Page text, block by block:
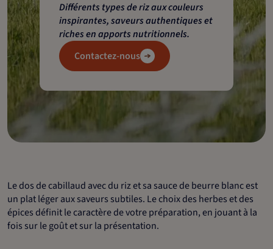
Différents types de riz aux couleurs
inspirantes, saveurs authentiques et
riches en apports nutritionnels.
Contactez-nous
Le dos de cabillaud avec du riz et sa sauce de beurre blanc est
un plat léger aux saveurs subtiles. Le choix des herbes et des
épices définit le caractère de votre préparation, en jouant à la
fois sur le goût et sur la présentation.